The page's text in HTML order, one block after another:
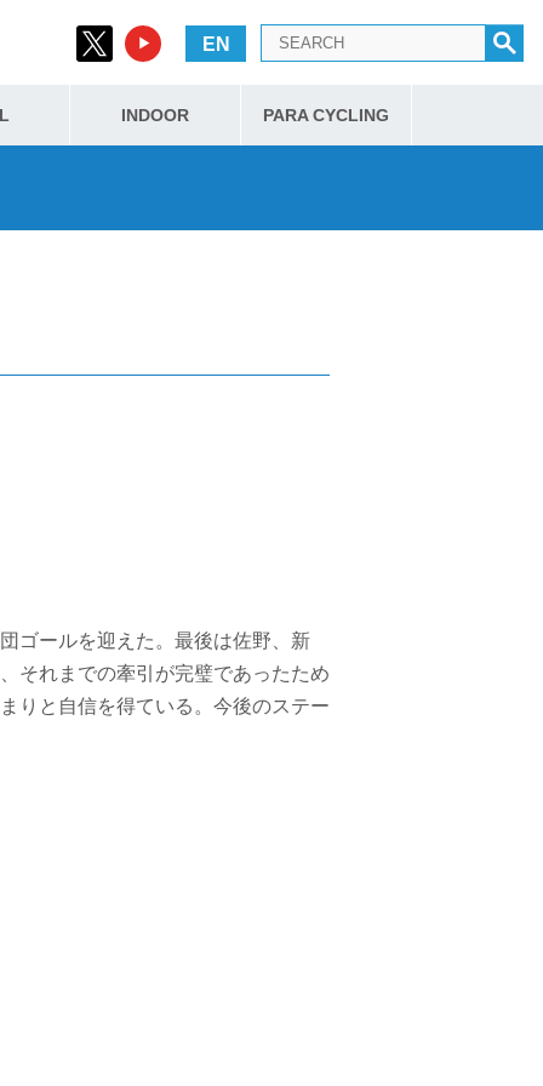
EN
INDOOR PARA CYCLING
ゴールを迎えた。最後は佐野、新
それまでの牽引が完璧であったため
りと自信を得ている。今後のステー